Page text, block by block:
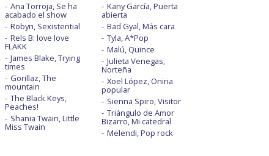
Ana Torroja, Se ha
acabado el show
Robyn, Sexistential
Rels B: love love
FLAKK
James Blake, Trying
times
Gorillaz, The
mountain
The Black Keys,
Peaches!
Shania Twain, Little
Miss Twain
Kany García, Puerta
abierta
Bad Gyal, Más cara
Tyla, A*Pop
Malú, Quince
Julieta Venegas,
Norteña
Xoel López, Oniria
popular
Sienna Spiro, Visitor
Triángulo de Amor
Bizarro, Mi catedral
Melendi, Pop rock